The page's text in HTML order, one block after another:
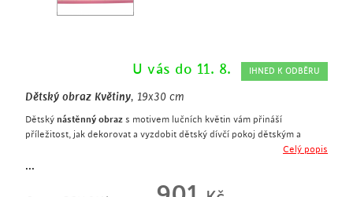
U vás do 11. 8. IHNED K ODBĚRU
Dětský obraz Květiny, 19x30 cm
Dětský nástěnný obraz s motivem lučních květin vám přináší
příležitost, jak dekorovat a vyzdobit dětský dívčí pokoj dětským a
současně elegantním způsobem. Květiny vyvedené v příjemných
kytiček navíc naleznete také nadětském dekorativním polštáři.
...
Celý popis